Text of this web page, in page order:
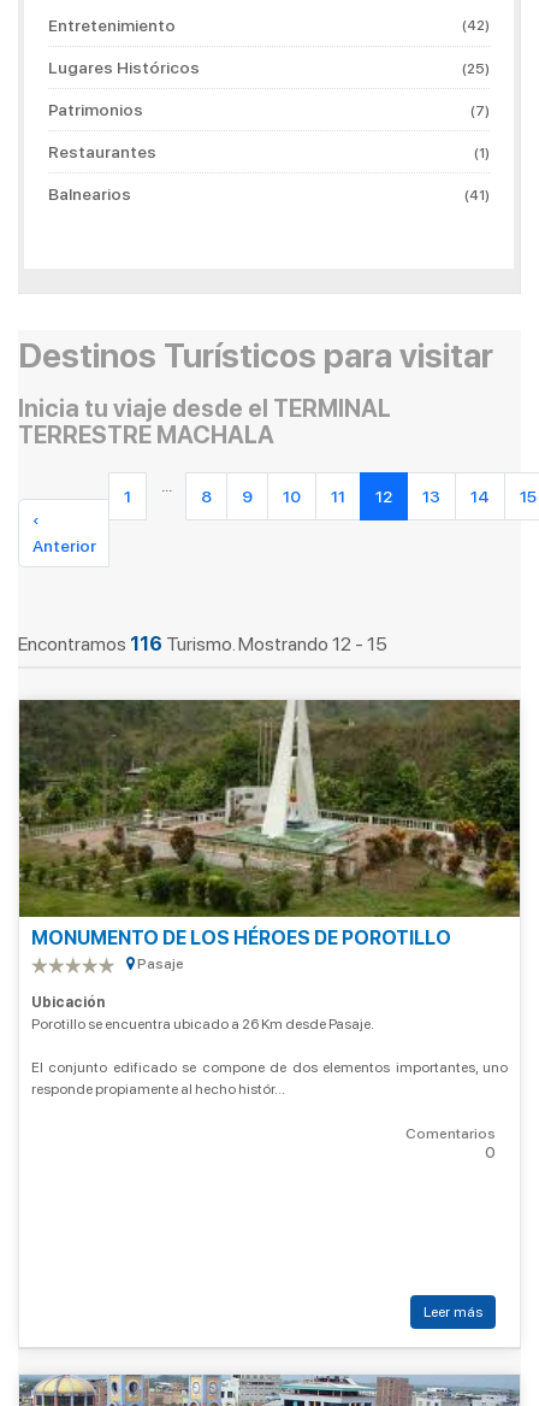
Entretenimiento (42)
Lugares Históricos (25)
Patrimonios (7)
Restaurantes (1)
Balnearios (41)
Destinos Turísticos para visitar
Inicia tu viaje desde el TERMINAL
TERRESTRE MACHALA
‹
Anterior
1 8 9 10 11 12 13 14 15
Encontramos 116 Turismo. Mostrando 12 - 15
MONUMENTO DE LOS HÉROES DE POROTILLO
Pasaje
Ubicación
Porotillo se encuentra ubicado a 26 Km desde Pasaje.
El conjunto edificado se compone de dos elementos importantes, uno
responde propiamente al hecho histór...
Comentarios
0
Leer más